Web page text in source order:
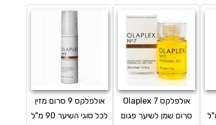
אולפלקס 9 סרום מזין
לכל סוגי השיער 90 מ"ל
אולפלקס Olaplex 7
סרום שמן לשיער פגום